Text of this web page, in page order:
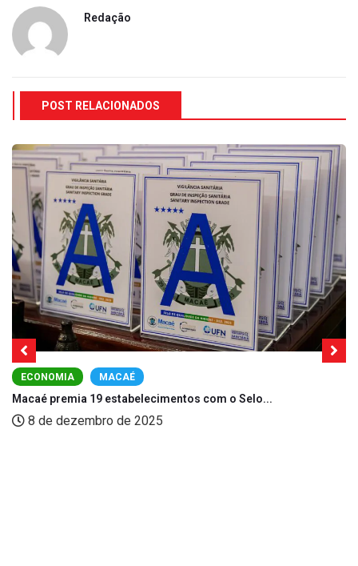
Redação
POST RELACIONADOS
ECONOMIA MACAÉ
Macaé premia 19 estabelecimentos com o Selo...
8 de dezembro de 2025